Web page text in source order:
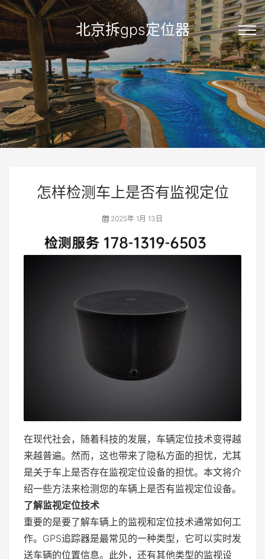
北京拆gps定位器
怎样检测车上是否有监视定位
2025年 1月 13日
在现代社会，随着科技的发展，车辆定位技术变得越
来越普遍。然而，这也带来了隐私方面的担忧，尤其
是关于车上是否存在监视定位设备的担忧。本文将介
绍一些方法来检测您的车辆上是否有监视定位设备。
了解监视定位技术
重要的是要了解车辆上的监视和定位技术通常如何工
作。GPS追踪器是最常见的一种类型，它可以实时发
送车辆的位置信息。此外，还有其他类型的监视设